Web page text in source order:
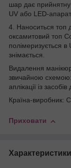
шар дає прийнятну
UV або LED-
4. Наноситься топ
оксамитовий топ
полімеризується
знімається.
Видалення
звичайною
аплікації із
Країна-виробник:
Приховати
Характеристики